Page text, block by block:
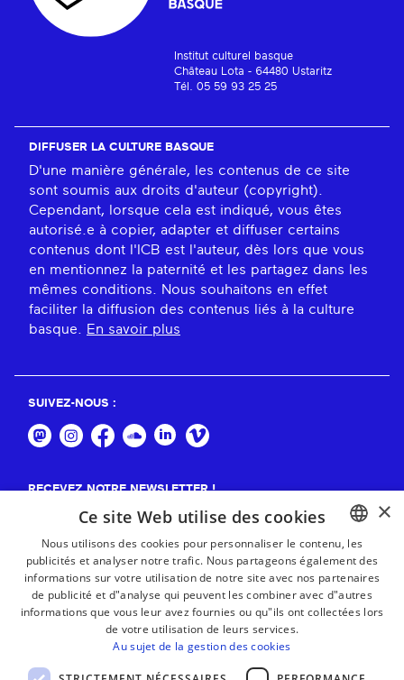
Institut culturel basque
Château Lota - 64480 Ustaritz
Tél. 05 59 93 25 25
DIFFUSER LA CULTURE BASQUE
D'une manière générale, les contenus de ce site
sont soumis aux droits d'auteur (copyright).
Cependant, lorsque cela est indiqué, vous êtes
autorisé.e à copier, adapter et diffuser certains
contenus dont l'ICB est l'auteur, dès lors que vous
en mentionnez la paternité et les partagez dans les
mêmes conditions. Nous souhaitons en effet
faciliter la diffusion des contenus liés à la culture
basque.
En savoir plus
SUIVEZ-NOUS :
RECEVEZ NOTRE NEWSLETTER !
BASQUE
FRENCH
×
Ce site Web utilise des cookies
Nous utilisons des cookies pour personnaliser le contenu, les
publicités et analyser notre trafic. Nous partageons également des
informations sur votre utilisation de notre site avec nos partenaires
de publicité et d"analyse qui peuvent les combiner avec d"autres
informations que vous leur avez fournies ou qu"ils ont collectées lors
de votre utilisation de leurs services.
Au sujet de la gestion des cookies